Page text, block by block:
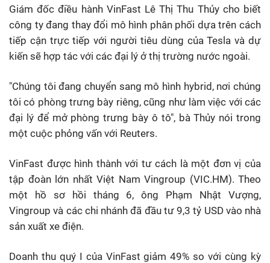
Giám đốc điều hành VinFast Lê Thị Thu Thủy cho biết
công ty đang thay đổi mô hình phân phối dựa trên cách
tiếp cận trực tiếp với người tiêu dùng của Tesla và dự
kiến sẽ hợp tác với các đại lý ở thị trường nước ngoài.
"Chúng tôi đang chuyển sang mô hình hybrid, nơi chúng
tôi có phòng trưng bày riêng, cũng như làm việc với các
đại lý để mở phòng trưng bày ô tô", bà Thủy nói trong
một cuộc phỏng vấn với Reuters.
VinFast được hình thành với tư cách là một đơn vị của
tập đoàn lớn nhất Việt Nam Vingroup (VIC.HM). Theo
một hồ sơ hồi tháng 6, ông Phạm Nhật Vượng,
Vingroup và các chi nhánh đã đầu tư 9,3 tỷ USD vào nhà
sản xuất xe điện.
Doanh thu quý I của VinFast giảm 49% so với cùng kỳ